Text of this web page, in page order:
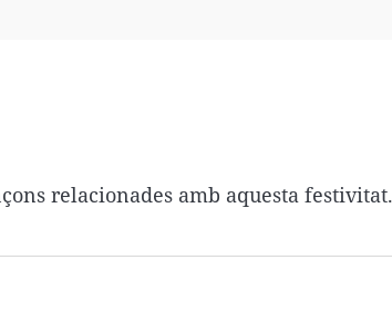
relacionades amb aquesta festivitat.